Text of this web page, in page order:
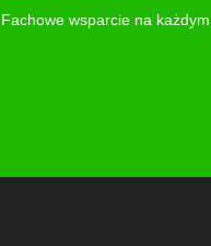
Fachowe wsparcie na